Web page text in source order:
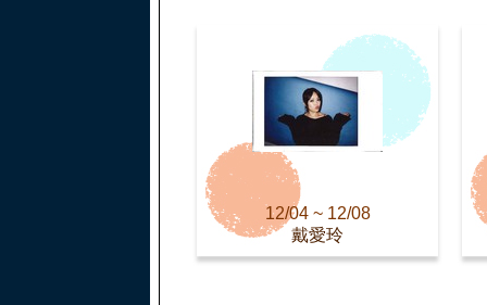
12/04 ~ 12/08
戴愛玲